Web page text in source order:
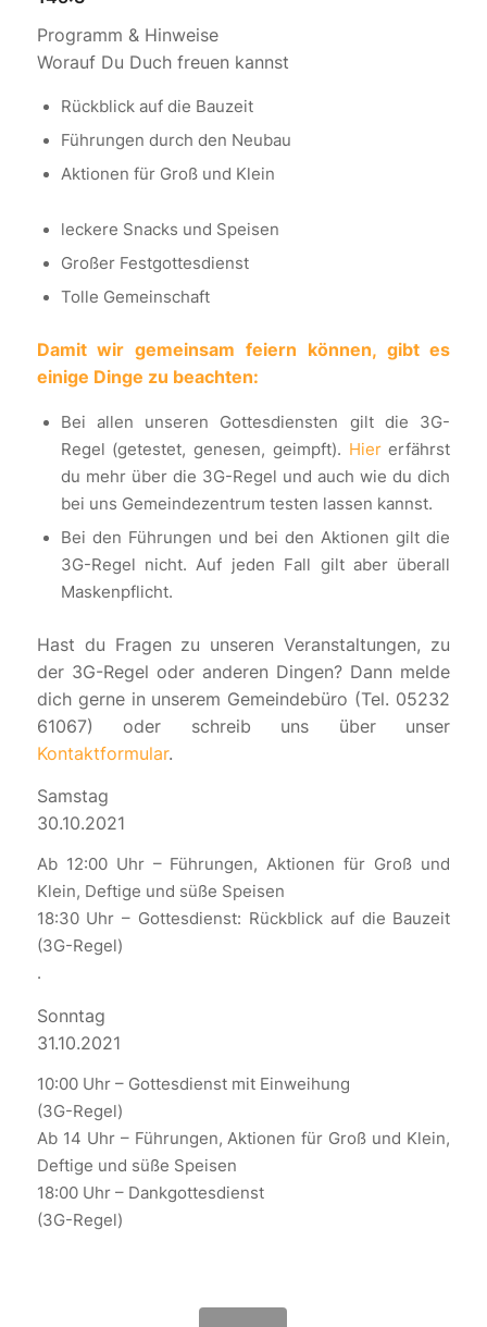
Programm & Hinweise
Worauf Du Duch freuen kannst
Rückblick auf die Bauzeit
Führungen durch den Neubau
Aktionen für Groß und Klein
leckere Snacks und Speisen
Großer Festgottesdienst
Tolle Gemeinschaft
Damit wir gemeinsam feiern können, gibt es
einige Dinge zu beachten:
Bei allen unseren Gottesdiensten gilt die 3G-
Regel (getestet, genesen, geimpft). Hiererfährst
du mehr über die 3G-Regel und auch wie du dich
bei uns Gemeindezentrum testen lassen kannst.
Bei den Führungen und bei den Aktionen gilt die
3G-Regel nicht. Auf jeden Fall gilt aber überall
Maskenpflicht.
Hast du Fragen zu unseren Veranstaltungen, zu
der 3G-Regel oder anderen Dingen? Dann melde
dich gerne in unserem Gemeindebüro (Tel. 05232
61067) oder schreib uns über unser
Kontaktformular.
Samstag
30.10.2021
Ab 12:00 Uhr – Führungen, Aktionen für Groß und
Klein, Deftige und süße Speisen
18:30 Uhr – Gottesdienst: Rückblick auf die Bauzeit
(3G-Regel)
.
Sonntag
31.10.2021
10:00 Uhr – Gottesdienst mit Einweihung
(3G-Regel)
Ab 14 Uhr – Führungen, Aktionen für Groß und Klein,
Deftige und süße Speisen
18:00 Uhr – Dankgottesdienst
(3G-Regel)